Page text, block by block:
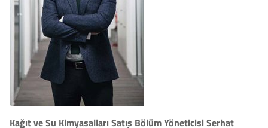
Kağıt ve Su Kimyasalları Satış Bölüm Yöneticisi Serhat